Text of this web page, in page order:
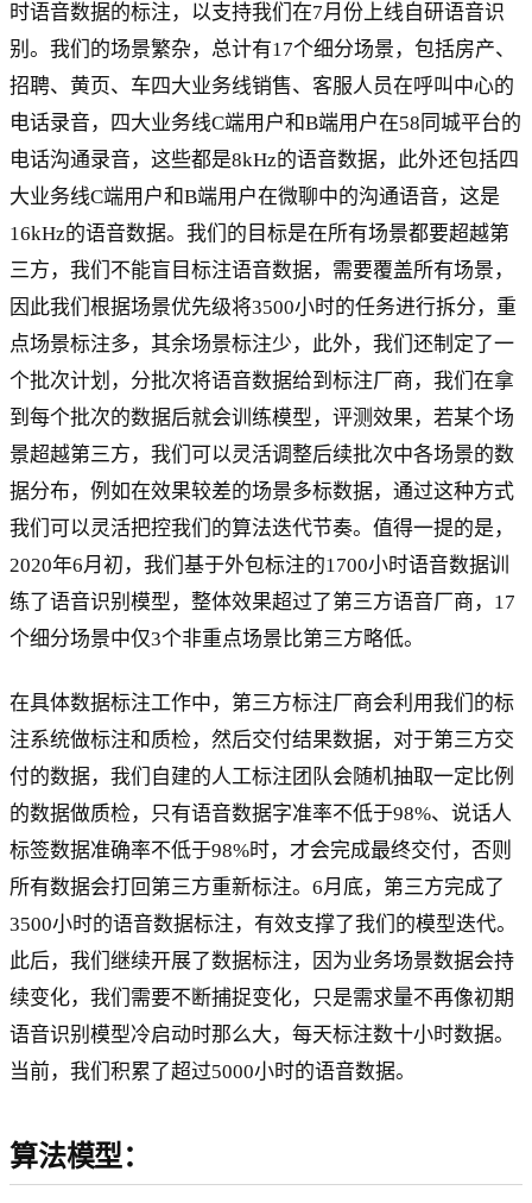
时语音数据的标注，以支持我们在7月份上线自研语音识
别。我们的场景繁杂，总计有17个细分场景，包括房产、
招聘、黄页、车四大业务线销售、客服人员在呼叫中心的
电话录音，四大业务线C端用户和B端用户在58同城平台的
电话沟通录音，这些都是8kHz的语音数据，此外还包括四
大业务线C端用户和B端用户在微聊中的沟通语音，这是
16kHz的语音数据。我们的目标是在所有场景都要超越第
三方，我们不能盲目标注语音数据，需要覆盖所有场景，
因此我们根据场景优先级将3500小时的任务进行拆分，重
点场景标注多，其余场景标注少，此外，我们还制定了一
个批次计划，分批次将语音数据给到标注厂商，我们在拿
到每个批次的数据后就会训练模型，评测效果，若某个场
景超越第三方，我们可以灵活调整后续批次中各场景的数
据分布，例如在效果较差的场景多标数据，通过这种方式
我们可以灵活把控我们的算法迭代节奏。值得一提的是，
2020年6月初，我们基于外包标注的1700小时语音数据训
练了语音识别模型，整体效果超过了第三方语音厂商，17
个细分场景中仅3个非重点场景比第三方略低。
在具体数据标注工作中，第三方标注厂商会利用我们的标
注系统做标注和质检，然后交付结果数据，对于第三方交
付的数据，我们自建的人工标注团队会随机抽取一定比例
的数据做质检，只有语音数据字准率不低于98%、说话人
标签数据准确率不低于98%时，才会完成最终交付，否则
所有数据会打回第三方重新标注。6月底，第三方完成了
3500小时的语音数据标注，有效支撑了我们的模型迭代。
此后，我们继续开展了数据标注，因为业务场景数据会持
续变化，我们需要不断捕捉变化，只是需求量不再像初期
语音识别模型冷启动时那么大，每天标注数十小时数据。
当前，我们积累了超过5000小时的语音数据。
算法模型：